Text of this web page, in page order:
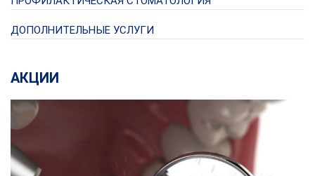
ДОПОЛНИТЕЛЬНЫЕ УСЛУГИ
АКЦИИ